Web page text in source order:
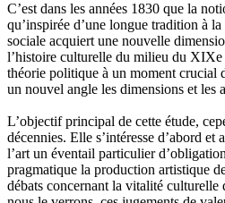
C’est dans les années 1830 que la
qu’inspirée d’une longue tradition à
sociale acquiert une nouvelle
l’histoire culturelle du milieu du XIXe
théorie politique à un moment crucial
un nouvel angle les dimensions et les
L’objectif principal de cette étude,
décennies. Elle s’intéresse d’abord
l’art un éventail particulier
pragmatique la production artistique
débats concernant la vitalité culturelle